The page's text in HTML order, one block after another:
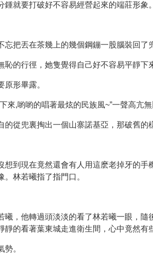
就要打破好不容易經營起來的端莊形象。
把丟在茶幾上的幾個鋼鏰一股腦裝回了
的行徑，她隻覺得自己好不容易平靜下
形畢露。
來,喲喲的唱著最炫的民族風~”一聲高亢
從兜裏掏出一個山寨諾基亞，那破舊
想到現在竟然還會有人用這麽老掉牙的
林若曦指了指門口。
曦，他轉過頭淡淡的看了林若曦一眼，
的看著葉東城走進衛生間，心中竟然有
。